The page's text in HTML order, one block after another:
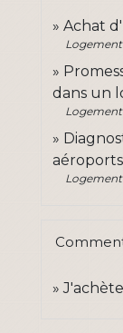
Achat
Logement
dans un
Logement
aéroports
Logement